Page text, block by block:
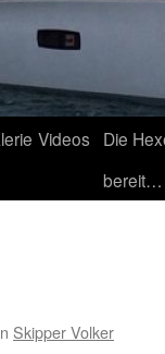
Videos
Die
bereit…
Skipper Volker